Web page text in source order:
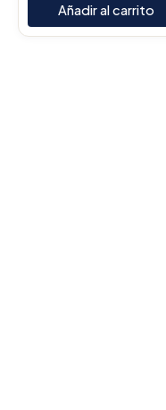
Añadir al carrito